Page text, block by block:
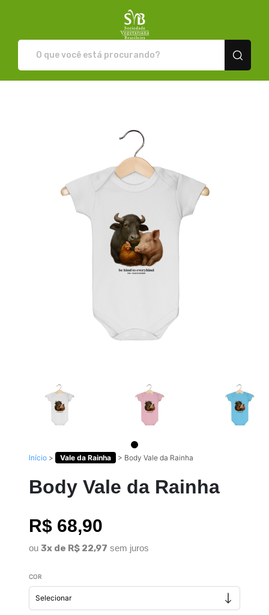
Início > Vale da Rainha > Body Vale da Rainha
Body Vale da Rainha
R$ 68,90
ou 3x de R$ 22,97 sem juros
COR